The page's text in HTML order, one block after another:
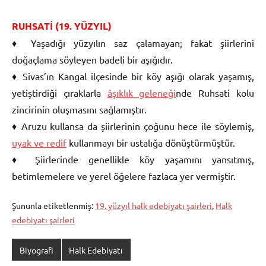
RUHSATİ (19. YÜZYIL)
♦ Yaşadığı yüzyılın saz çalamayan; fakat şiirlerini
doğaçlama söyleyen badeli bir aşığıdır.
♦ Sivas’ın Kangal ilçesinde bir köy aşığı olarak yaşamış,
yetiştirdiği çıraklarla âşıklık geleneğinde Ruhsati kolu
zincirinin oluşmasını sağlamıştır.
♦ Aruzu kullansa da şiirlerinin çoğunu hece ile söylemiş,
uyak ve redifkullanmayı bir ustalığa dönüştürmüştür.
♦ Şiirlerinde genellikle köy yaşamını yansıtmış,
betimlemelere ve yerel öğelere fazlaca yer vermiştir.
Şununla etiketlenmiş: 19. yüzyıl halk edebiyatı şairleri, Halk
edebiyatı şairleri
Biyografi Halk Edebiyatı